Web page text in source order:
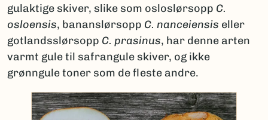
gulaktige skiver, slike som osloslørsopp C.
osloensis, bananslørsopp C. nanceiensis eller
gotlandsslørsopp C. prasinus, har denne arten
varmt gule til safrangule skiver, og ikke
grønngule toner som de fleste andre.